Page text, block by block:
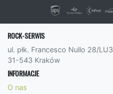
ROCK-SERWIS
ul. płk. Francesco Nullo 28/LU3
31-543 Kraków
INFORMACJE
O nas